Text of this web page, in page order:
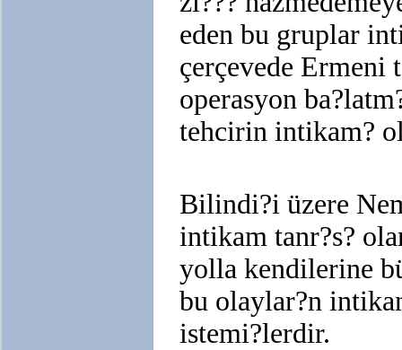
eden bu gruplar
çerçevede Ermeni
operasyon
tehcirin intikam?
Bilindi?i üzere
intikam tanr?s?
yolla kendilerine
bu olaylar?n
istemi?lerdir.